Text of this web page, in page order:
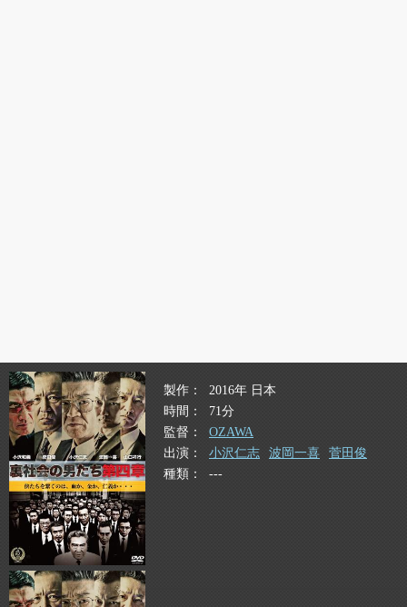
製作
2016年 日本
時間
71分
監督
OZAWA
出演
小沢仁志 波岡一喜
菅田俊
種類
---